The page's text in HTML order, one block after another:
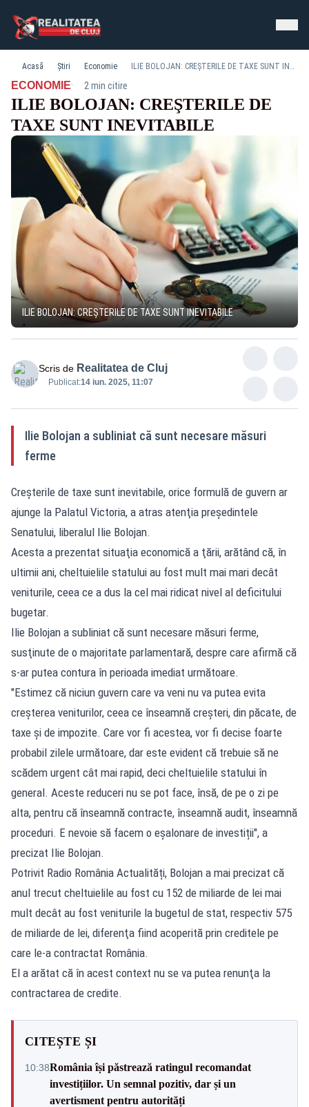
Acasă Știri Economie ILIE BOLOJAN: CREŞTERILE DE TAXE SUNT INEVITABILE
ECONOMIE· 2 min citire
ILIE BOLOJAN: CREŞTERILE DE
TAXE SUNT INEVITABILE
ILIE BOLOJAN: CREŞTERILE DE TAXE SUNT INEVITABILE
Scris de Realitatea de Cluj
Publicat:14 iun. 2025, 11:07
Ilie Bolojan a subliniat că sunt necesare măsuri
ferme
Creşterile de taxe sunt inevitabile, orice formulă de guvern ar
ajunge la Palatul Victoria, a atras atenţia preşedintele
Senatului, liberalul Ilie Bolojan.
Acesta a prezentat situaţia economică a ţării, arătând că, în
ultimii ani, cheltuielile statului au fost mult mai mari decât
veniturile, ceea ce a dus la cel mai ridicat nivel al deficitului
bugetar.
Ilie Bolojan a subliniat că sunt necesare măsuri ferme,
susţinute de o majoritate parlamentară, despre care afirmă că
s-ar putea contura în perioada imediat următoare.
"Estimez că niciun guvern care va veni nu va putea evita
creșterea veniturilor, ceea ce înseamnă creșteri, din păcate, de
taxe și de impozite. Care vor fi acestea, vor fi decise foarte
probabil zilele următoare, dar este evident că trebuie să ne
scădem urgent cât mai rapid, deci cheltuielile statului în
general. Aceste reduceri nu se pot face, însă, de pe o zi pe
alta, pentru că înseamnă contracte, înseamnă audit, înseamnă
proceduri. E nevoie să facem o eșalonare de investiții", a
precizat Ilie Bolojan.
Potrivit Radio România Actualități, Bolojan a mai precizat că
anul trecut cheltuielile au fost cu 152 de miliarde de lei mai
mult decât au fost veniturile la bugetul de stat, respectiv 575
de miliarde de lei, diferenţa fiind acoperită prin creditele pe
care le-a contractat România.
El a arătat că în acest context nu se va putea renunţa la
contractarea de credite.
CITEȘTE ȘI
10:38România își păstrează ratingul recomandat
investițiilor. Un semnal pozitiv, dar și un
avertisment pentru autorități